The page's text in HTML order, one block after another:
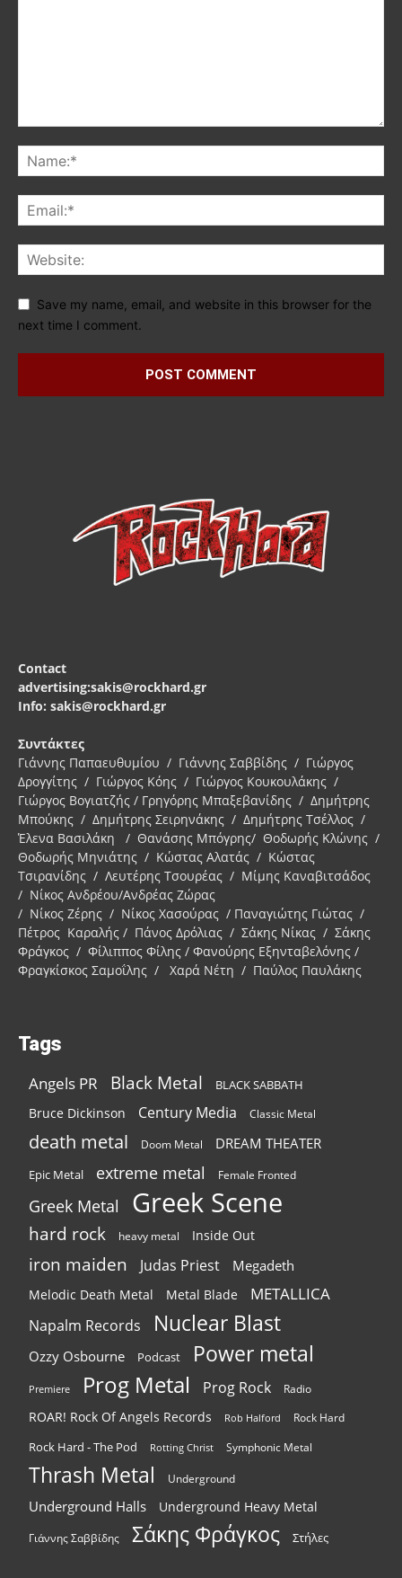
Save my name, email, and website in this browser for the
next time I comment.
Contact
advertising:sakis@rockhard.gr
Info: sakis@rockhard.gr
Συντάκτες
Γιάννης Παπαευθυμίου / Γιάννης Σαββίδης / Γιώργος
Δρογγίτης / Γιώργος Κόης / Γιώργος Κουκουλάκης /
Γιώργος Βογιατζής / Γρηγόρης Μπαξεβανίδης / Δημήτρης
Μπούκης / Δημήτρης Σειρηνάκης / Δημήτρης Τσέλλος /
Έλενα Βασιλάκη / Θανάσης Μπόγρης/ Θοδωρής Κλώνης /
Θοδωρής Μηνιάτης / Κώστας Αλατάς / Κώστας
Τσιρανίδης / Λευτέρης Τσουρέας / Μίμης Καναβιτσάδος
/ Νίκος Ανδρέου/Ανδρέας Ζώρας
/ Νίκος Ζέρης / Νίκος Χασούρας / Παναγιώτης Γιώτας /
Πέτρος Καραλής / Πάνος Δρόλιας / Σάκης Νίκας / Σάκης
Φράγκος / Φίλιππος Φίλης / Φανούρης Εξηνταβελόνης /
Φραγκίσκος Σαμοΐλης / Χαρά Νέτη / Παύλος Παυλάκης
Tags
Angels PR Black Metal BLACK SABBATH
Bruce Dickinson Century Media Classic Metal
death metal Doom Metal DREAM THEATER
Epic Metal extreme metal Female Fronted
Greek Metal Greek Scene
hard rock heavy metal Inside Out
iron maiden Judas Priest Megadeth
Melodic Death Metal Metal Blade METALLICA
Napalm Records Nuclear Blast
Ozzy Osbourne Podcast Power metal
Premiere Prog Metal Prog Rock Radio
ROAR! Rock Of Angels Records Rob Halford Rock Hard
Rock Hard - The Pod Rotting Christ Symphonic Metal
Thrash Metal Underground
Underground Halls Underground Heavy Metal
Γιάννης Σαββίδης Σάκης Φράγκος Στήλες